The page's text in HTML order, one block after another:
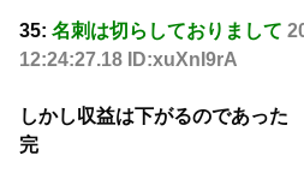
35: 名刺は切らしておりまして
12:24:27.18 ID:xuXnI9rA
しかし収益は下がるのであった
完